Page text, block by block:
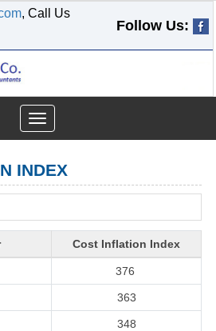
, Call Us
Follow Us:
Toggle
navigation
INDEX
Cost Inflation Index
376
363
348